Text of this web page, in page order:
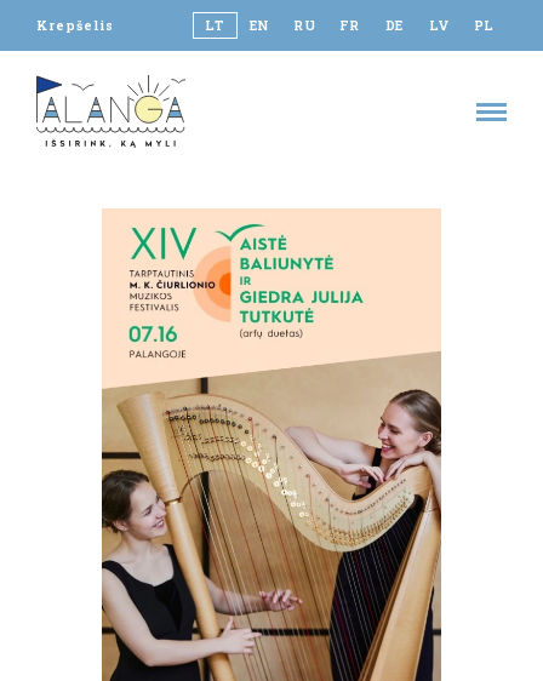
Krepšelis LT EN RU FR DE LV PL